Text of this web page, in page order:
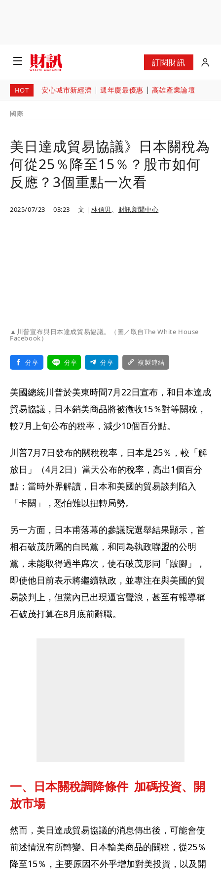
訂閱財訊
HOT 安心城市新經濟 週年慶最優惠 高雄產業論壇
國際
美日達成貿易協議》日本關稅為
何從25％降至15％？股市如何
反應？3個重點一次看
2025/07/23 03:23 文｜林信男 、 財訊新聞中心
▲川普宣布與日本達成貿易協議。（圖／取自The White House
Facebook）
分享 分享 分享 複製連結
美國總統川普於美東時間7月22日宣布，和日本達成
貿易協議，日本銷美商品將被徵收15％對等關稅，
較7月上旬公布的稅率，減少10個百分點。
川普7月7日發布的關稅稅率，日本是25％，較「解
放日」（4月2日）當天公布的稅率，高出1個百分
點；當時外界解讀，日本和美國的貿易談判陷入
「卡關」，恐怕難以扭轉局勢。
另一方面，日本甫落幕的參議院選舉結果顯示，首
相石破茂所屬的自民黨，和同為執政聯盟的公明
黨，未能取得過半席次，使石破茂形同「跛腳」，
即使他日前表示將繼續執政，並專注在與美國的貿
易談判上，但黨內已出現逼宮聲浪，甚至有報導稱
石破茂打算在8月底前辭職。
一、日本關稅調降條件  加碼投資、開
放市場
然而，美日達成貿易協議的消息傳出後，可能會使
前述情況有所轉變。日本輸美商品的關稅，從25％
降至15％，主要原因不外乎增加對美投資，以及開